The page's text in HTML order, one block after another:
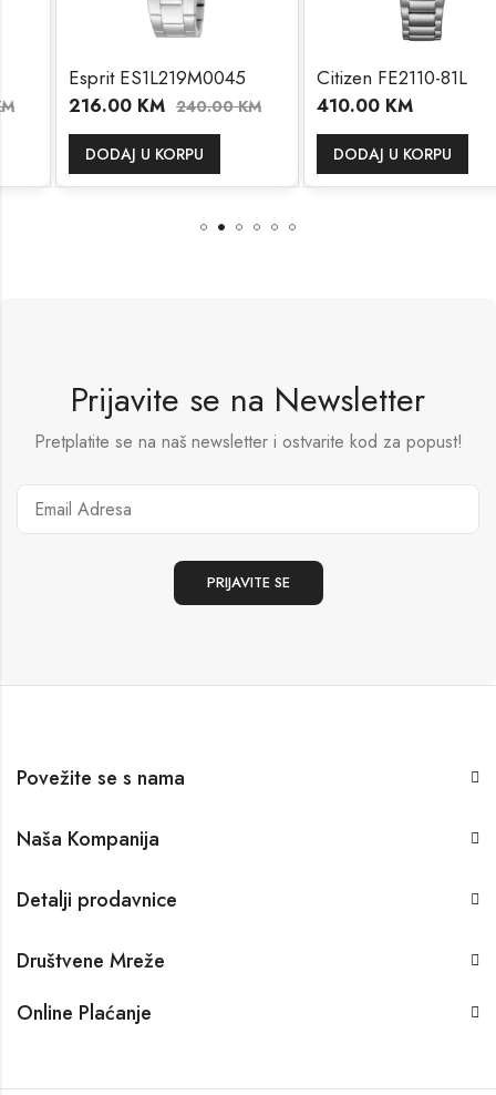
Esprit ES1L219M0045
216.00KM 240.00KM
DODAJ U KORPU
Citizen FE2110-81L
410.00KM
DODAJ U KORPU
Prijavite se na Newsletter
Pretplatite se na naš newsletter i ostvarite kod za popust!
Povežite se s nama
Naša Kompanija
Detalji prodavnice
Društvene Mreže
Online Plaćanje